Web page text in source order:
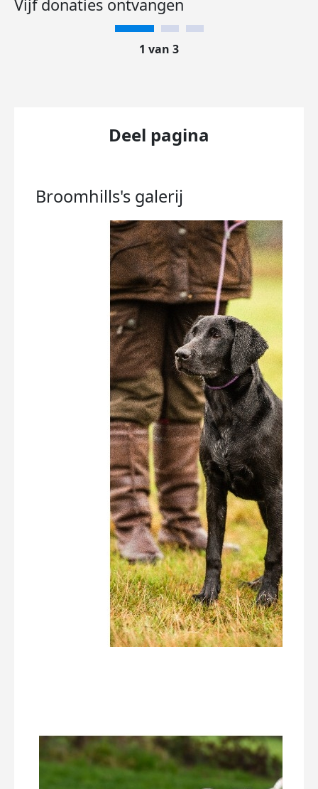
Vijf donaties ontvangen
1 van 3
Deel pagina
Broomhills's galerij